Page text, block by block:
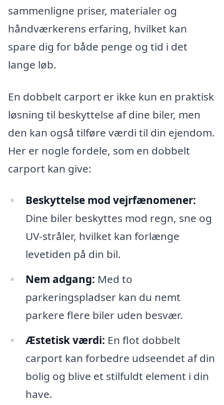
sammenligne priser, materialer og
håndværkerens erfaring, hvilket kan
spare dig for både penge og tid i det
lange løb.
En dobbelt carport er ikke kun en praktisk
løsning til beskyttelse af dine biler, men
den kan også tilføre værdi til din ejendom.
Her er nogle fordele, som en dobbelt
carport kan give:
Beskyttelse mod vejrfænomener:
Dine biler beskyttes mod regn, sne og
UV-stråler, hvilket kan forlænge
levetiden på din bil.
Nem adgang: Med to
parkeringspladser kan du nemt
parkere flere biler uden besvær.
Æstetisk værdi: En flot dobbelt
carport kan forbedre udseendet af din
bolig og blive et stilfuldt element i din
have.